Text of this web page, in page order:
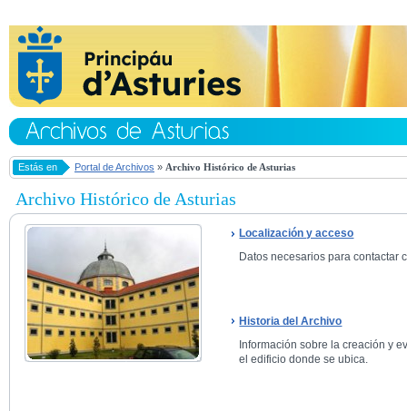
Estás en Portal de Archivos » Archivo Histórico de Asturias
Archivo Histórico de Asturias
Localización y acceso
Datos necesarios para contactar
Historia del Archivo
Información sobre la creación y
el edificio donde se ubica.